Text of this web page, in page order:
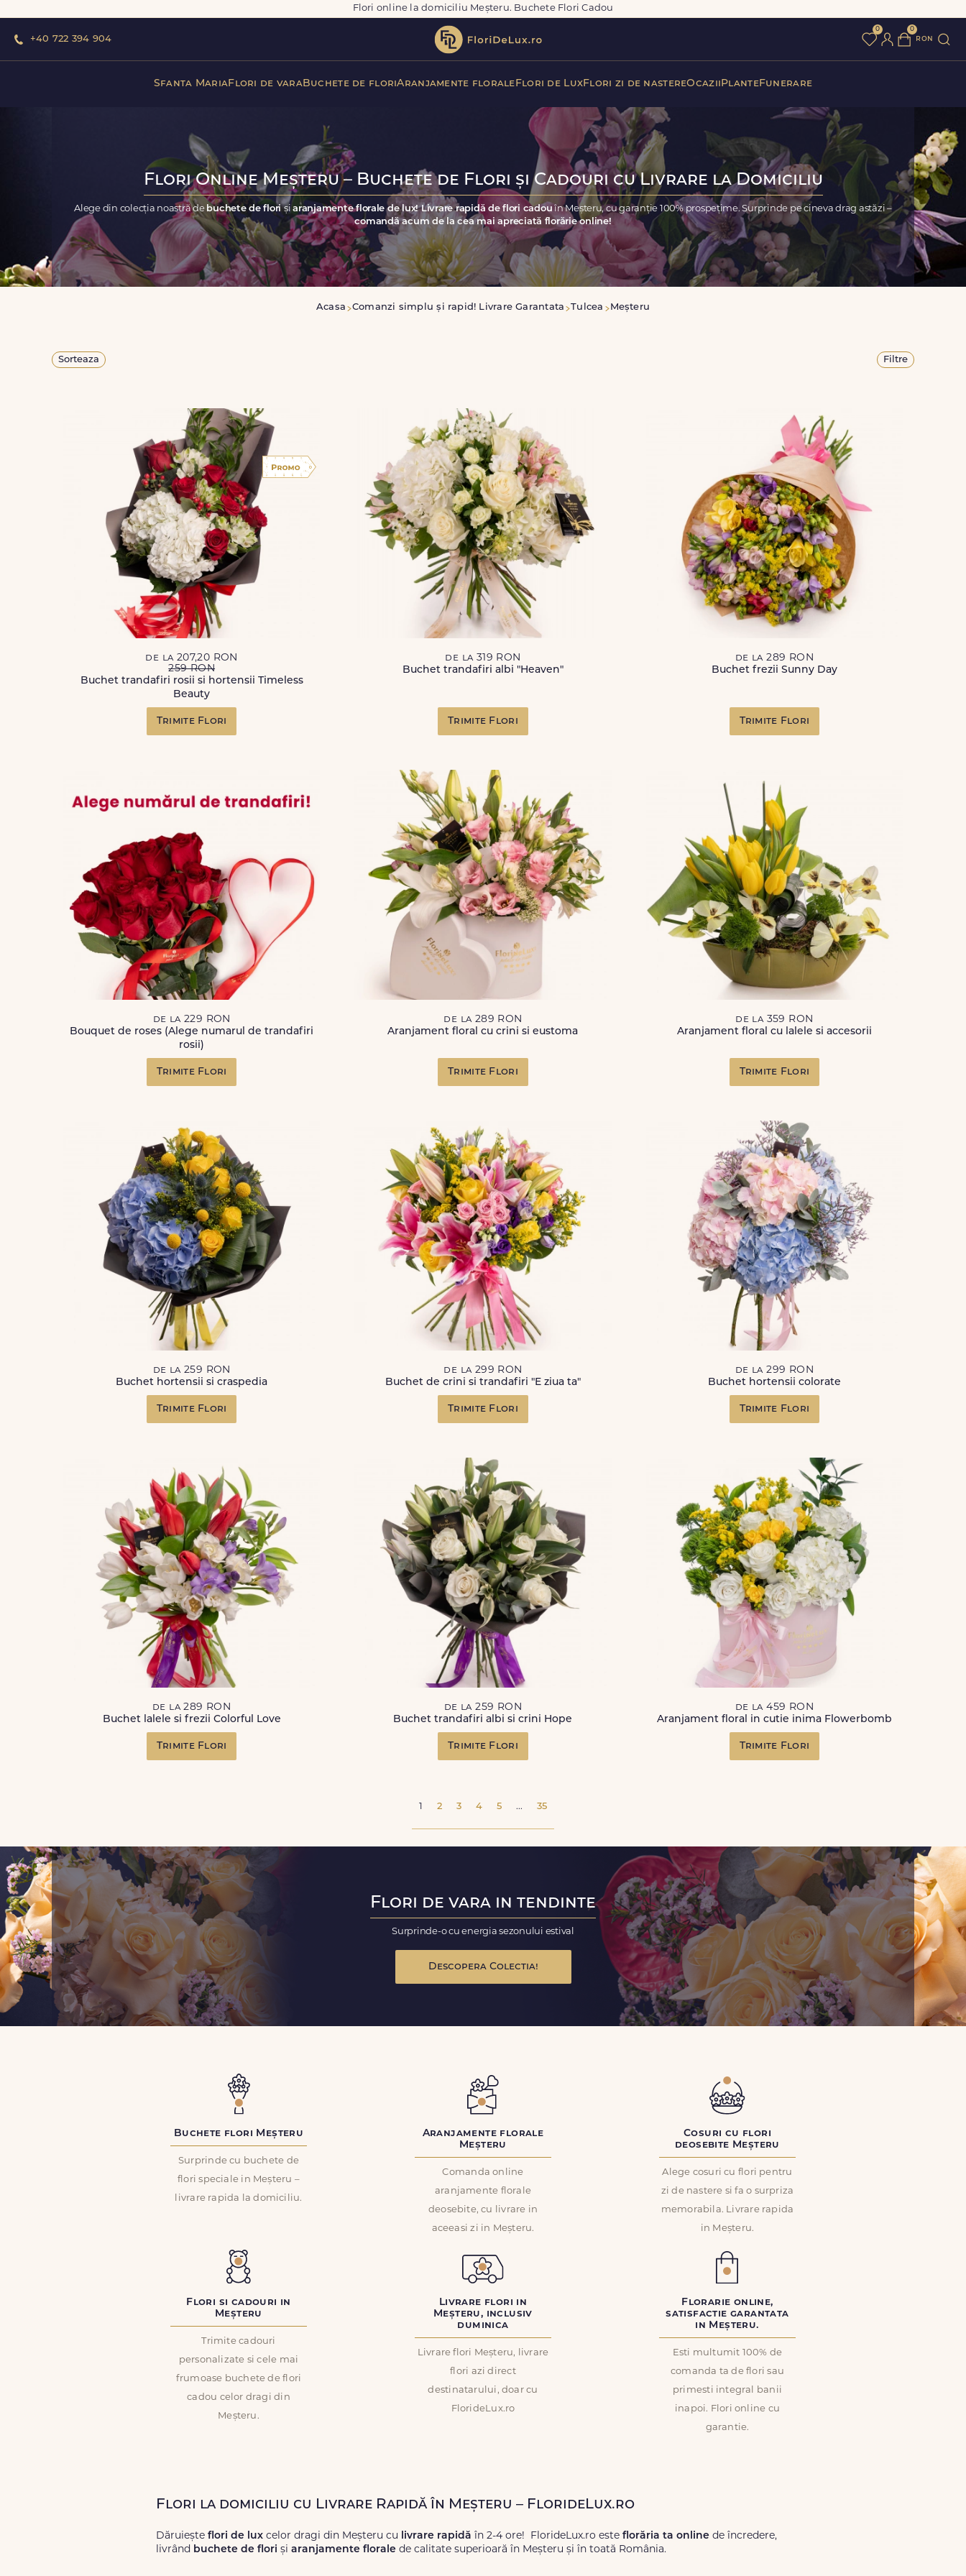
Flori online la domiciliu Meșteru. Buchete Flori Cadou
+40 722 394 904
0 0
ron
Sfanta MariaFlori de varaBuchete de floriAranjamente florale Flori de LuxFlori zi de nastereOcazii PlanteFunerare
Flori Online Meșteru – Buchete de Flori și Cadouri cu Livrare la Domiciliu
Alege din colecția noastră de buchete de florișiaranjamente florale de lux! Livrare rapidă de flori cadou în Meșteru, cu garanție 100% prospețime. Surprinde pe cineva drag astăzi –
comandă acum de la cea mai apreciată florărie online!
Acasa Comanzi simplu și rapid! Livrare Garantata Tulcea Meșteru
Sorteaza Filtre
de la 207,20 RON
259 RON
Buchet trandafiri rosii si hortensii Timeless
Beauty
Trimite Flori
de la 319 RON
Buchet trandafiri albi "Heaven"
Trimite Flori
de la 289 RON
Buchet frezii Sunny Day
Trimite Flori
de la 229 RON
Bouquet de roses (Alege numarul de trandafiri
rosii)
Trimite Flori
de la 289 RON
Aranjament floral cu crini si eustoma
Trimite Flori
de la 359 RON
Aranjament floral cu lalele si accesorii
Trimite Flori
de la 259 RON
Buchet hortensii si craspedia
Trimite Flori
de la 299 RON
Buchet de crini si trandafiri "E ziua ta"
Trimite Flori
de la 299 RON
Buchet hortensii colorate
Trimite Flori
de la 289 RON
Buchet lalele si frezii Colorful Love
Trimite Flori
de la 259 RON
Buchet trandafiri albi si crini Hope
Trimite Flori
de la 459 RON
Aranjament floral in cutie inima Flowerbomb
Trimite Flori
1 2 3 4 5 ... 35
Flori de vara in tendinte
Surprinde-o cu energia sezonului estival
Descopera Colectia!
Buchete flori Meșteru
Surprinde cu buchete de
flori speciale in Meșteru –
livrare rapida la domiciliu.
Aranjamente florale
Meșteru
Comanda online
aranjamente florale
deosebite, cu livrare in
aceeasi zi in Meșteru.
Cosuri cu flori
deosebite Meșteru
Alege cosuri cu flori pentru
zi de nastere si fa o surpriza
memorabila. Livrare rapida
in Meșteru.
Flori si cadouri in
Meșteru
Trimite cadouri
personalizate si cele mai
frumoase buchete de flori
cadou celor dragi din
Meșteru.
Livrare flori in
Meșteru, inclusiv
duminica
Livrare flori Meșteru, livrare
flori azi direct
destinatarului, doar cu
FlorideLux.ro
Florarie online,
satisfactie garantata
in Meșteru.
Esti multumit 100% de
comanda ta de flori sau
primesti integral banii
inapoi. Flori online cu
garantie.
Flori la domiciliu cu Livrare Rapidă în Meșteru – FlorideLux.ro
Dăruiește flori de lux celor dragi din Meșteru cu livrare rapidă în 2-4 ore! FlorideLux.ro este florăria ta online de încredere,
livrând buchete de flori și aranjamente florale de calitate superioară în Meșteru și în toată România.